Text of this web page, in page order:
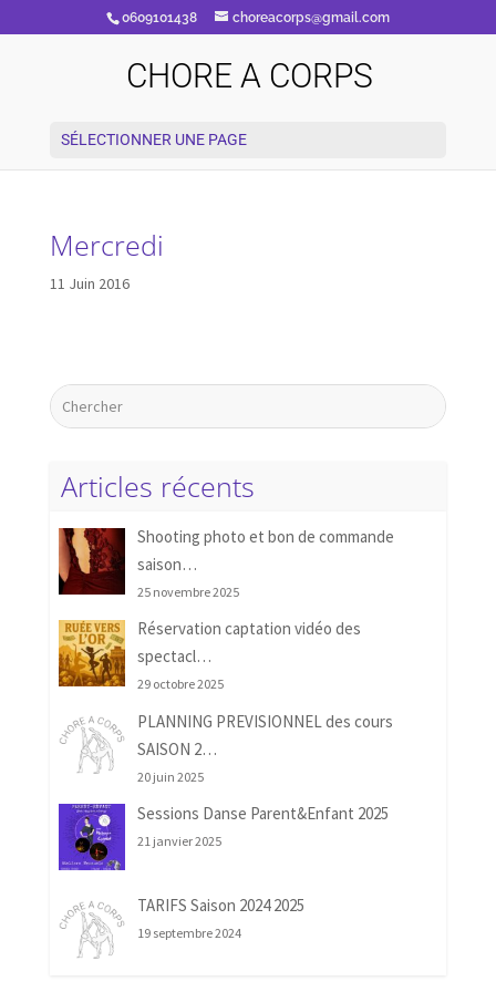
0609101438 choreacorps@gmail.com
CHORE A CORPS
SÉLECTIONNER UNE PAGE
Mercredi
11 Juin 2016
Articles récents
Shooting photo et bon de commande
saison…
25 novembre 2025
Réservation captation vidéo des
spectacl…
29 octobre 2025
PLANNING PREVISIONNEL des cours
SAISON 2…
20 juin 2025
Sessions Danse Parent&Enfant 2025
21 janvier 2025
TARIFS Saison 2024 2025
19 septembre 2024